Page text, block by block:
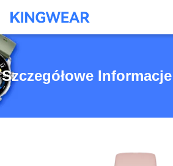
Szczegółowe